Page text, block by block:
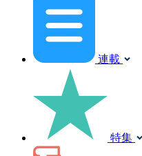
連載
特集